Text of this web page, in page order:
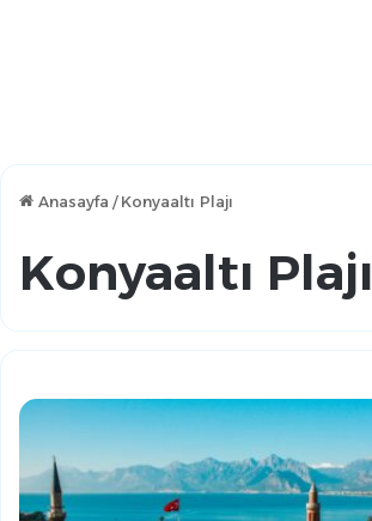
Anasayfa / Konyaaltı Plajı
Konyaaltı Plajı